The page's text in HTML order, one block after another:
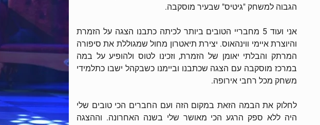
הגבוה למשחק "גיטיס" שבעיר מוסקבה.
אני ועוד 5 מחבריי הטובים ביותר לכיתה כתבנו הצגה על הזמרת
והיוצרת איימי ווינהאוס. יצירת תיאטרון מחול שמגוללת את סיפורה
המרתק והבלתי יאומן של הזמרת, וזכינו לטוס ולהופיע על במה
במרכז מוסקבה עם הצגה שכתבנו וביימנו כשבקהל ישבו כתלמידי
משחק מכל רחבי אירופה.
לחלוק את הבמה הזאת במקום הזה ועם החברים הכי טובים שלי
היה ללא ספק הרגע הכי מאושר שלי בשנה האחרונה. וההצגה